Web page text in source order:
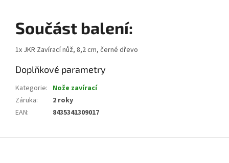
Součást balení:
1x JKR Zavírací nůž, 8,2 cm, černé dřevo
Doplňkové parametry
Kategorie: Nože zavírací
Záruka:
2 roky
EAN: 8435341309017